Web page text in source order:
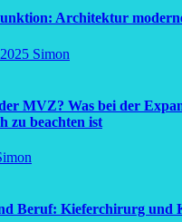
Architektur
Simon
MVZ? Was bei der
zu beachten ist
Beruf: Kieferchirurg und